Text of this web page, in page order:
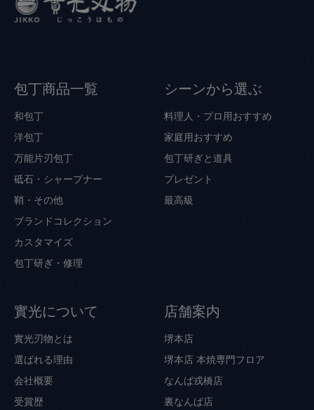
包丁商品一覧
和包丁
洋包丁
万能片刃包丁
砥石・シャープナー
鞘・その他
ブランドコレクション
カスタマイズ
包丁研ぎ・修理
シーンから選ぶ
料理人・プロ用おすすめ
家庭用おすすめ
包丁研ぎと道具
プレゼント
最高級
實光について
實光刃物とは
選ばれる理由
会社概要
受賞歴
店舗案内
堺本店
堺本店 本焼専門フロア
なんば戎橋店
裏なんば店